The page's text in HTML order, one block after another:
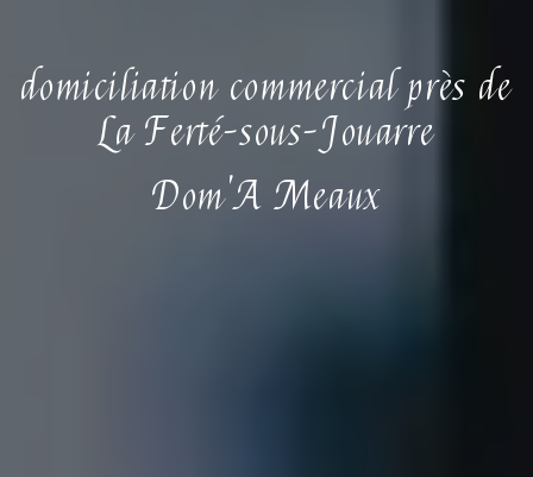
domiciliation commercial près de
La Ferté-sous-Jouarre
Dom'A Meaux